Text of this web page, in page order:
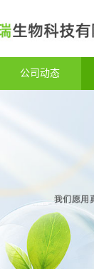
公司动态